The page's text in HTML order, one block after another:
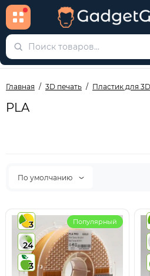
Главная 3D печать Пластик для
PLA
По умолчанию
3
24
3
Популярный